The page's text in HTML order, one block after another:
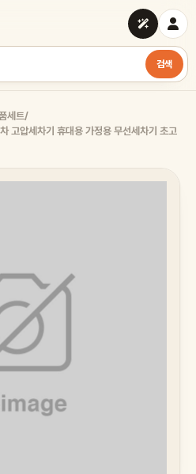
검색
세트/
고압세차기 휴대용 가정용 무선세차기 초고